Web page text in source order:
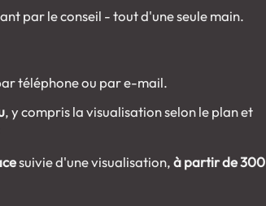
par le conseil - tout d'une seule main.
téléphone ou par e-mail.
, y compris la visualisation selon le plan et
suivie d'une visualisation,à partir de 300